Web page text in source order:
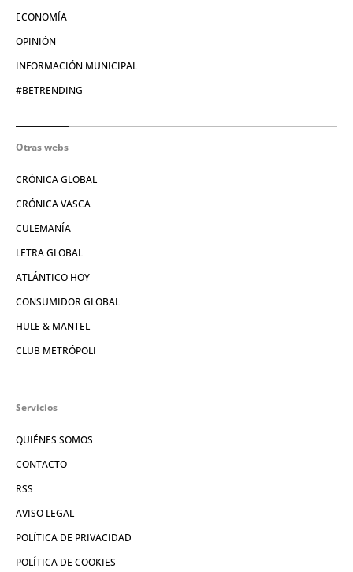
ECONOMÍA
OPINIÓN
INFORMACIÓN MUNICIPAL
#BETRENDING
Otras webs
CRÓNICA GLOBAL
CRÓNICA VASCA
CULEMANÍA
LETRA GLOBAL
ATLÁNTICO HOY
CONSUMIDOR GLOBAL
HULE & MANTEL
CLUB METRÓPOLI
Servicios
QUIÉNES SOMOS
CONTACTO
RSS
AVISO LEGAL
POLÍTICA DE PRIVACIDAD
POLÍTICA DE COOKIES